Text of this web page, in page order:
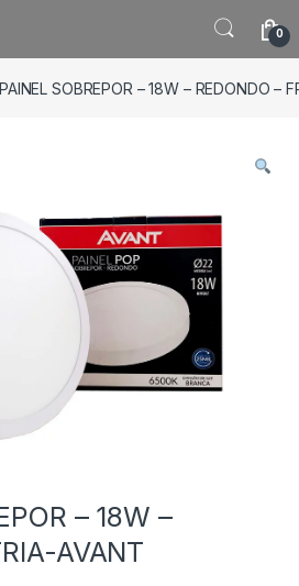
0
PAINEL SOBREPOR – 18W – REDONDO –
– 18W –
AVANT